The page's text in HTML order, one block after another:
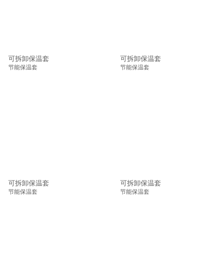
可拆卸保温套
节能保温套
可拆卸保温套
节能保温套
可拆卸保温套
节能保温套
可拆卸保温套
节能保温套